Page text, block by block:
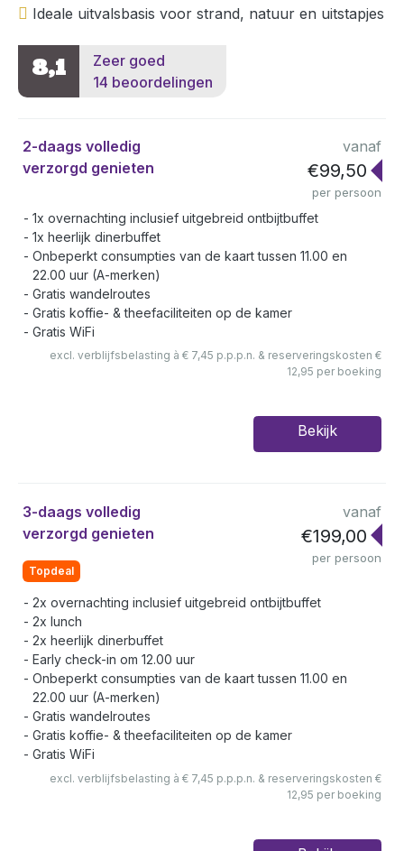
Ideale uitvalsbasis voor strand, natuur en uitstapjes
8,1
Zeer goed
14 beoordelingen
2-daags volledig
verzorgd genieten
vanaf
€99,50
per persoon
1x overnachting inclusief uitgebreid ontbijtbuffet
1x heerlijk dinerbuffet
Onbeperkt consumpties van de kaart tussen 11.00 en
22.00 uur (A-merken)
Gratis wandelroutes
Gratis koffie- & theefaciliteiten op de kamer
Gratis WiFi
excl. verblijfsbelasting à € 7,45 p.p.p.n. & reserveringskosten €
12,95 per boeking
Bekijk
3-daags volledig
verzorgd genieten
Topdeal
vanaf
€199,00
per persoon
2x overnachting inclusief uitgebreid ontbijtbuffet
2x lunch
2x heerlijk dinerbuffet
Early check-in om 12.00 uur
Onbeperkt consumpties van de kaart tussen 11.00 en
22.00 uur (A-merken)
Gratis wandelroutes
Gratis koffie- & theefaciliteiten op de kamer
Gratis WiFi
excl. verblijfsbelasting à € 7,45 p.p.p.n. & reserveringskosten €
12,95 per boeking